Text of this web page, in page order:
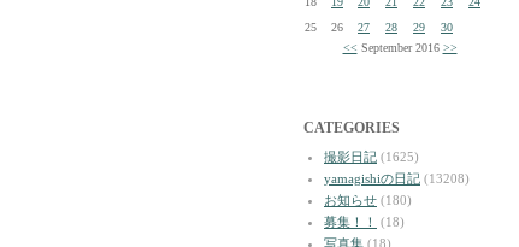
25
26 27 28 29
30
<< September 2016 >>
CATEGORIES
撮影日記 (1625)
yamagishiの日記 (13208)
お知らせ (180)
募集！！
(18)
写真集 (18)